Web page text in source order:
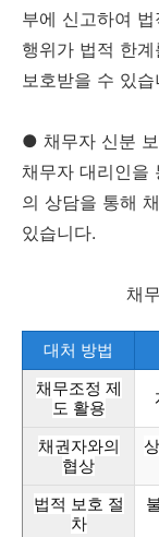
부에 신고하여
행위가 법적 한
보호받을 수 있습
● 채무자 신분
채무자 대리인을
의 상담을 통해
있습니다.
채
대처 방법
채무조정 제
도 활용
채권자와의
협상
법적 보호 절
차